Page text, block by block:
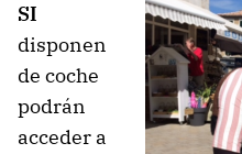
SI
disponen
de coche
podrán
acceder a